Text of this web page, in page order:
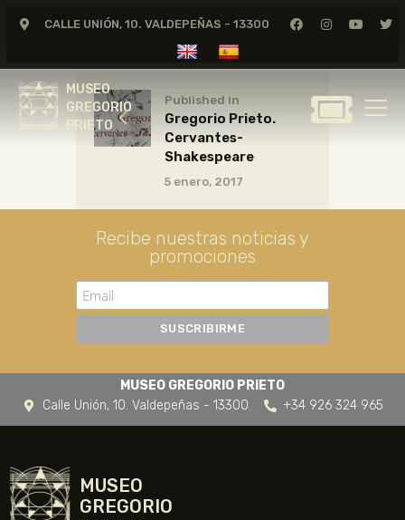
CALLE UNIÓN, 10. VALDEPEÑAS - 13300
MUSEO
GREGORIO
PRIETO
MUSEO
GREGORIO
GREGORIO PRIETO
ARCHIVO
CERTAMEN DE DIBUJO
FUNDACIÓN
TIENDA
NOTICIAS
Published in
Gregorio Prieto.
Cervantes-
Shakespeare
5 enero, 2017
Recibe nuestras noticias y
promociones
MUSEO GREGORIO PRIETO
Calle Unión, 10. Valdepeñas - 13300
+34 926 324 965
MUSEO
GREGORIO